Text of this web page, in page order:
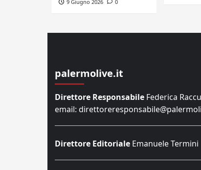
9 Giugno 2026
0
palermolive.it
Direttore Responsabile Federica
email:
Direttore Editoriale Emanuele Termini